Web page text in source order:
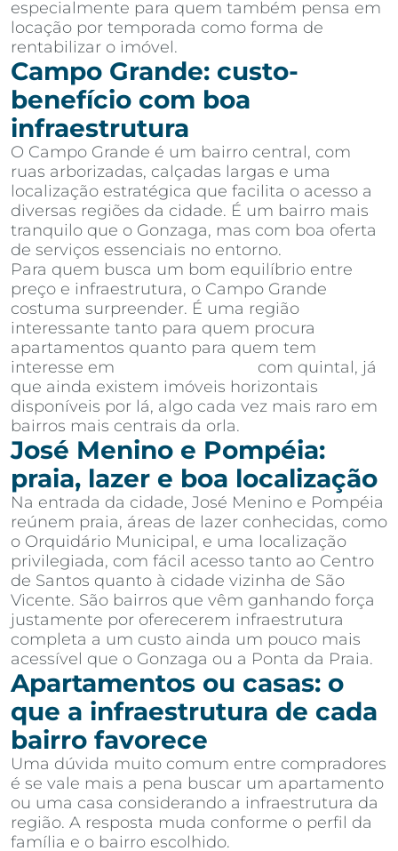
especialmente para quem também pensa em
locação por temporada como forma de
rentabilizar o imóvel.
Campo Grande: custo-
benefício com boa
infraestrutura
O Campo Grande é um bairro central, com
ruas arborizadas, calçadas largas e uma
localização estratégica que facilita o acesso a
diversas regiões da cidade. É um bairro mais
tranquilo que o Gonzaga, mas com boa oferta
de serviços essenciais no entorno.
Para quem busca um bom equilíbrio entre
preço e infraestrutura, o Campo Grande
costuma surpreender. É uma região
interessante tanto para quem procura
apartamentos quanto para quem tem
interesse em
com quintal, já
que ainda existem imóveis horizontais
disponíveis por lá, algo cada vez mais raro em
bairros mais centrais da orla.
José Menino e Pompéia:
praia, lazer e boa localização
Na entrada da cidade, José Menino e Pompéia
reúnem praia, áreas de lazer conhecidas, como
o Orquidário Municipal, e uma localização
privilegiada, com fácil acesso tanto ao Centro
de Santos quanto à cidade vizinha de São
Vicente. São bairros que vêm ganhando força
justamente por oferecerem infraestrutura
completa a um custo ainda um pouco mais
acessível que o Gonzaga ou a Ponta da Praia.
Apartamentos ou casas: o
que a infraestrutura de cada
bairro favorece
Uma dúvida muito comum entre compradores
é se vale mais a pena buscar um apartamento
ou uma casa considerando a infraestrutura da
região. A resposta muda conforme o perfil da
família e o bairro escolhido.